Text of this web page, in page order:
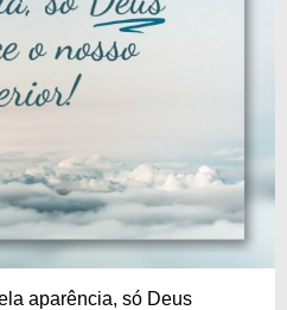
aparência, só Deus